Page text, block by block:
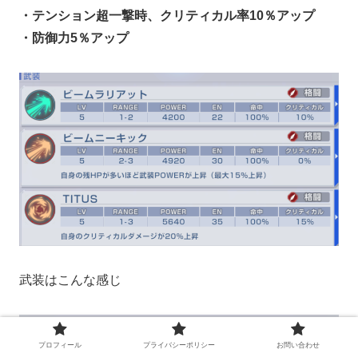
・テンション超一撃時、クリティカル率10％アップ
・防御力5％アップ
武装はこんな感じ
プロフィール プライバシーポリシー お問い合わせ